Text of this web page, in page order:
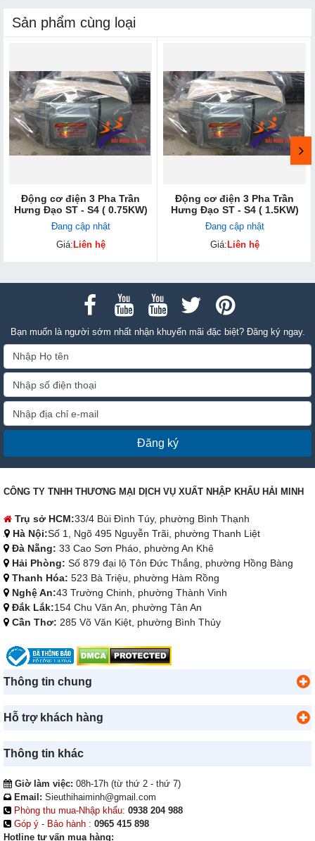
Sản phẩm cùng loại
Động cơ điện 3 Pha Trần
Hưng Đạo ST - S4 ( 0.75KW)
Đang cập nhật
Giá: Liên hệ
Động cơ điện 3 Pha Trần
Hưng Đạo ST - S4 ( 1.5KW)
Đang cập nhật
Giá: Liên hệ
Bạn muốn là người sớm nhất nhận khuyến mãi đặc biệt? Đăng ký ngay.
Đăng ký
CÔNG TY TNHH THƯƠNG MẠI DỊCH VỤ XUẤT NHẬP KHẨU HẢI MINH
Trụ sở HCM:33/4 Bùi Đình Túy, phường Bình Thạnh
Hà Nội:Số 1, Ngõ 495 Nguyễn Trãi, phường Thanh Liệt
Đà Nẵng: 33 Cao Sơn Pháo, phường An Khê
Hải Phòng: Số 879 đại lộ Tôn Đức Thắng, phường Hồng Bàng
Thanh Hóa: 523 Bà Triệu, phường Hàm Rồng
Nghệ An:43 Trường Chinh, phường Thành Vinh
Đắk Lắk:154 Chu Văn An, phường Tân An
Cần Thơ: 285 Võ Văn Kiệt, phường Bình Thủy
Thông tin chung
Hỗ trợ khách hàng
Thông tin khác
Giờ làm việc: 08h-17h (từ thứ 2 - thứ 7)
Email: Sieuthihaiminh@gmail.com
Phòng thu mua-Nhập khẩu: 0938 204 988
Góp ý - Bảo hành : 0965 415 898
Hotline tư vấn mua hàng: